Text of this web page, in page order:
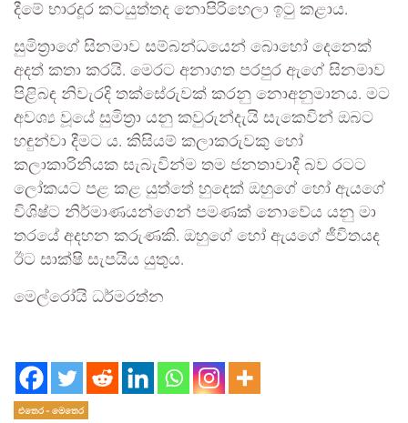
දීමේ භාරදූර කටයුත්තද නොපිරිහෙලා ඉටු කළාය.
සුමිත්‍රාගේ සිනමාව සම්බන්ධයෙන් බොහෝ දෙනෙක්
අදත් කතා කරයි. මෙරට අනාගත පරපුර ඇගේ සිනමාව
පිළිබඳ නිවැරදි තක්සේරුවක් කරනු නොඅනුමානය. මට
අවශ්‍ය වූයේ සුමිත්‍රා යනු කවුරුන්දැයි සැකෙවින් ඔබට
හඳුන්වා දීමට ය. කිසියම් කලාකරුවකු හෝ
කලාකාරිනියක සැබැවින්ම තම ජනතාවාදී බව රටට
ලෝකයට පළ කළ යුත්තේ හුදෙක් ඔහුගේ හෝ ඇයගේ
විශිෂ්ට නිර්මාණයන්ගෙන් පමණක් නොවේය යනු මා
තරයේ අදහන කරුණකි. ඔහුගේ හෝ ඇයගේ ජීවිතයද
ඊට සාක්ෂි සැපයිය යුතුය.
මෙල්රෝයි ධර්මරත්න
එතෙර - මෙතෙර